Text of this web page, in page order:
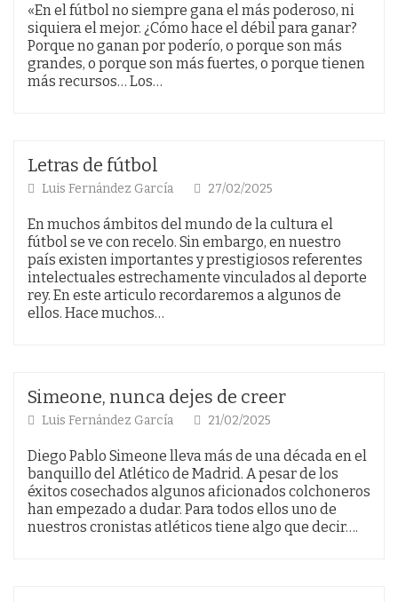
«En el fútbol no siempre gana el más poderoso, ni
siquiera el mejor. ¿Cómo hace el débil para ganar?
Porque no ganan por poderío, o porque son más
grandes, o porque son más fuertes, o porque tienen
más recursos… Los…
Letras de fútbol
Luis Fernández García 27/02/2025
En muchos ámbitos del mundo de la cultura el
fútbol se ve con recelo. Sin embargo, en nuestro
país existen importantes y prestigiosos referentes
intelectuales estrechamente vinculados al deporte
rey. En este articulo recordaremos a algunos de
ellos. Hace muchos…
Simeone, nunca dejes de creer
Luis Fernández García 21/02/2025
Diego Pablo Simeone lleva más de una década en el
banquillo del Atlético de Madrid. A pesar de los
éxitos cosechados algunos aficionados colchoneros
han empezado a dudar. Para todos ellos uno de
nuestros cronistas atléticos tiene algo que decir….